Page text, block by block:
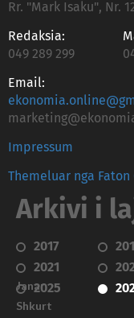
Rr. "Mark Isaku", Nr.
Redaksia:
049 289 299
Email:
Impressum
Themeluar nga Faton
Arkivi i
2017
2021
2025
Janar
Shkurt